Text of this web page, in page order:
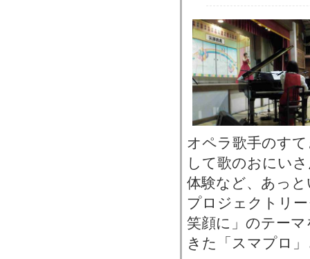
オペラ歌手のす
して歌のおにい
体験など、あっ
プロジェクトリ
笑顔に」のテー
きた「スマプロ